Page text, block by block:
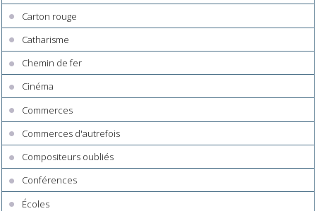
Carton rouge
Catharisme
Chemin de fer
Cinéma
Commerces
Commerces d'autrefois
Compositeurs oubliés
Conférences
Écoles